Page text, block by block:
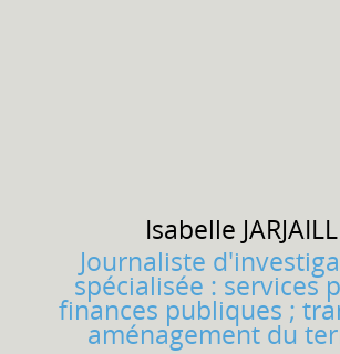
Isabelle
Journaliste
spécialisée : services
finances publiques ;
aménagement du